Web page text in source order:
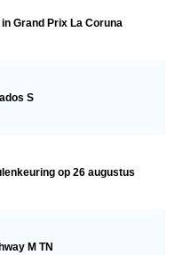
Grand Prix La Coruna
S
op 26 augustus
M TN